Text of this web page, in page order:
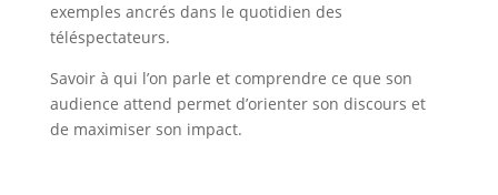
exemples ancrés dans le quotidien des
téléspectateurs.
Savoir à qui l’on parle et comprendre ce que son
audience attend permet d’orienter son discours et
de maximiser son impact.